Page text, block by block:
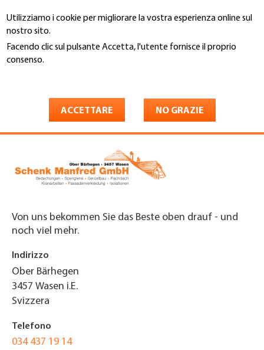
Utilizziamo i cookie per migliorare la vostra esperienza online sul
nostro sito.
Facendo clic sul pulsante Accetta, l'utente fornisce il proprio
consenso.
ACCETTARE NO GRAZIE
al
contenuto
principale
You
Bedachungen
Von uns bekommen Sie das Beste oben drauf - und
noch viel mehr.
Indirizzo
Ober Bärhegen
3457 Wasen i.E.
Svizzera
Telefono
034 437 19 14